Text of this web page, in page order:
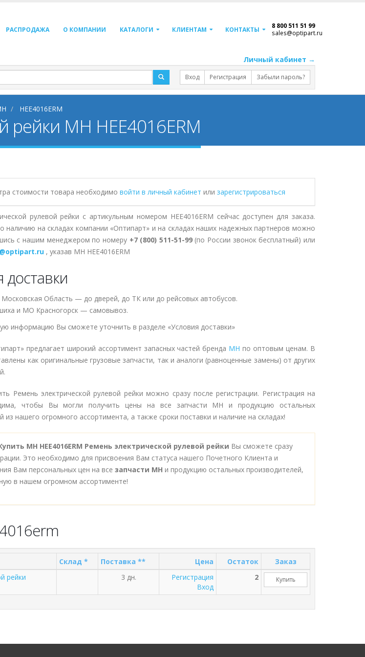
РАСПРОДАЖА О КОМПАНИИ КАТАЛОГИ КЛИЕНТАМ КОНТАКТЫ 8 800 511 51 99
sales@optipart.ru
Личный кабинет →
Вход Регистрация Забыли пароль?
HEE4016ERM
рейки MH HEE4016ERM
стоимости товара необходимо войти в личный кабинет или зарегистрироваться
рулевой рейки с артикульным номером HEE4016ERM сейчас доступен для заказа.
на складах компании «Оптипарт» и на складах наших надежных партнеров можно
с нашим менеджером по номеру +7 (800) 511-51-99(по России звонок бесплатный) или
, указав MH HEE4016ERM
доставки
Область — до дверей, до ТК или до рейсовых автобусов.
и МО Красногорск — самовывоз.
информацию Вы сможете уточнить в разделе «Условия доставки»
предлагает широкий ассортимент запасных частей бренда MH по оптовым ценам. В
как оригинальные грузовые запчасти, так и аналоги (равноценные замены) от других
Ремень электрической рулевой рейки можно сразу после регистрации. Регистрация на
чтобы Вы могли получить цены на все запчасти MH и продукцию остальных
из нашего огромного ассортимента, а также сроки поставки и наличие на складах!
MH HEE4016ERM Ремень электрической рулевой рейки Вы сможете сразу
Это необходимо для присвоения Вам статуса нашего Почетного Клиента и
Вам персональных цен на все запчасти MH и продукцию остальных производителей,
в нашем огромном ассортименте!
Склад * Поставка ** Цена Остаток
Заказ
рейки 3 дн.
Регистрация
Вход
2 Купить